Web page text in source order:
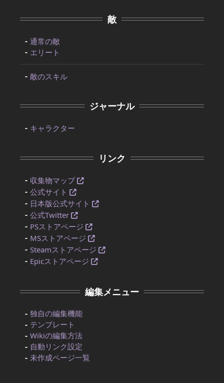
敵
通常の敵
エリート
敵のスキル
ジャーナル
キャラクター
リンク
収集物マップ
公式サイト
日本版公式サイト
公式Twitter
PSストアページ
MSストアページ
Steamストアページ
Epicストアページ
編集メニュー
独自の編集機能
テンプレート
Wikiの編集方法
自動リンク設定
未作成ページ一覧